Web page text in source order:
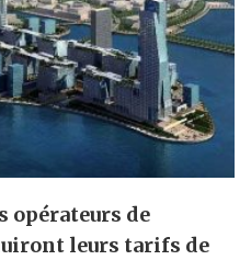
opérateurs de
leurs tarifs de